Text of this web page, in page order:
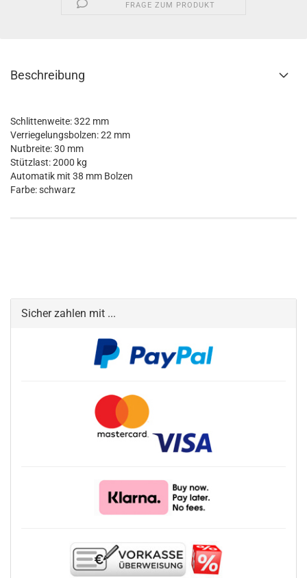
FRAGE ZUM PRODUKT
Beschreibung
Schlittenweite: 322 mm
Verriegelungsbolzen: 22 mm
Nutbreite: 30 mm
Stützlast: 2000 kg
Automatik mit 38 mm Bolzen
Farbe: schwarz
Sicher zahlen mit ...